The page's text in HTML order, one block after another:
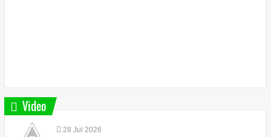
Video
28 Jul 2026